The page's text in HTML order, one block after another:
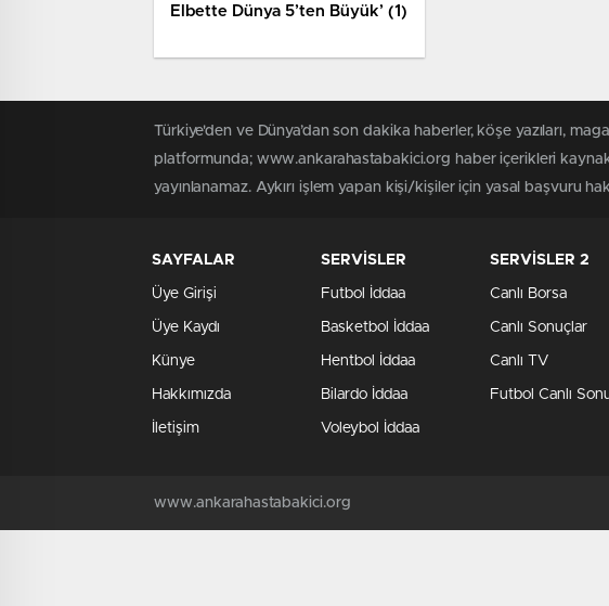
Elbette Dünya 5’ten Büyük’ (1)
Türkiye'den ve Dünya’dan son dakika haberler, köşe yazıları,
platformunda; www.ankarahastabakici.org haber içerikleri
yayınlanamaz. Aykırı işlem yapan kişi/kişiler için yasal başvuru
SAYFALAR
Üye Girişi
Üye Kaydı
Künye
Hakkımızda
İletişim
SERVİSLER
Futbol İddaa
Basketbol İddaa
Hentbol İddaa
Bilardo İddaa
Voleybol İddaa
SERVİSLER 2
Canlı Borsa
Canlı Sonuçlar
Canlı TV
Futbol Canlı
www.ankarahastabakici.org